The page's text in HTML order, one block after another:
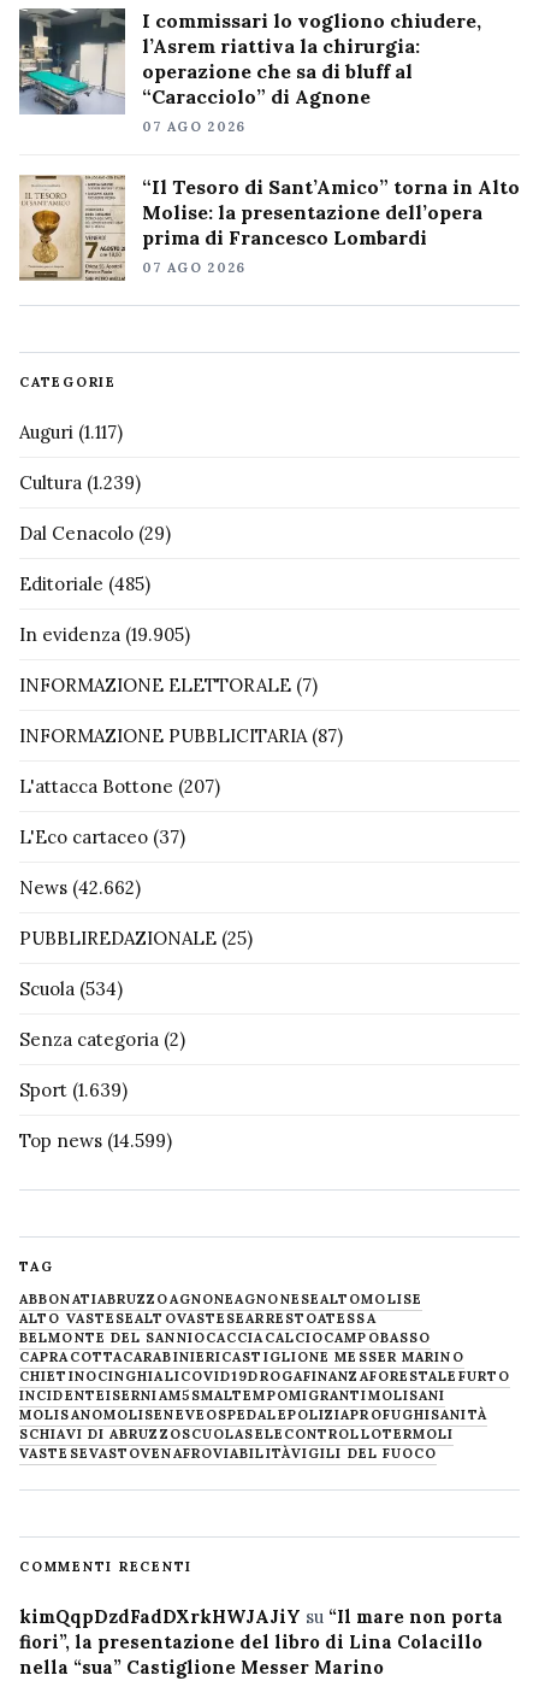
I commissari lo vogliono chiudere,
l’Asrem riattiva la chirurgia:
operazione che sa di bluff al
“Caracciolo” di Agnone
07 AGO 2026
“Il Tesoro di Sant’Amico” torna in Alto
Molise: la presentazione dell’opera
prima di Francesco Lombardi
07 AGO 2026
CATEGORIE
Auguri (1.117)
Cultura (1.239)
Dal Cenacolo (29)
Editoriale (485)
In evidenza (19.905)
INFORMAZIONE ELETTORALE (7)
INFORMAZIONE PUBBLICITARIA(87)
L'attacca Bottone (207)
L'Eco cartaceo (37)
News (42.662)
PUBBLIREDAZIONALE (25)
Scuola (534)
Senza categoria (2)
Sport (1.639)
Top news (14.599)
TAG
ABBONATIABRUZZOAGNONEAGNONESEALTOMOLISE
ALTO VASTESEALTOVASTESEARRESTOATESSA
BELMONTE DEL SANNIOCACCIACALCIOCAMPOBASSO
CAPRACOTTACARABINIERICASTIGLIONE MESSER MARINO
CHIETINOCINGHIALICOVID19DROGAFINANZAFORESTALE FURTO
INCIDENTEISERNIAM5SMALTEMPOMIGRANTIMOLISANI
MOLISANOMOLISENEVE OSPEDALEPOLIZIAPROFUGHISANITÀ
SCHIAVI DI ABRUZZOSCUOLASELECONTROLLOTERMOLI
VASTESEVASTOVENAFROVIABILITÀVIGILI DEL FUOCO
COMMENTI RECENTI
kimQqpDzdFadDXrkHWJAJiY su “Il mare non porta
fiori”, la presentazione del libro di Lina Colacillo
nella “sua” Castiglione Messer Marino